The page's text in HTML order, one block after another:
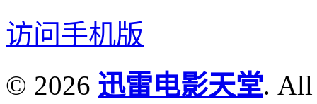
访问手机版
© 2026 迅雷电影天堂. All